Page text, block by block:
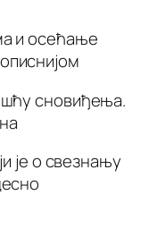
и осећање
сновиђења.
је о свезнању